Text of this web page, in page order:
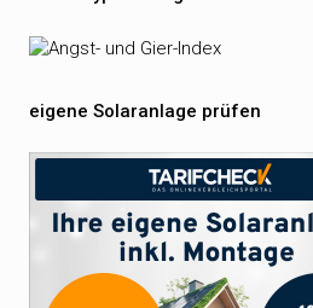
eigene Solaranlage prüfen